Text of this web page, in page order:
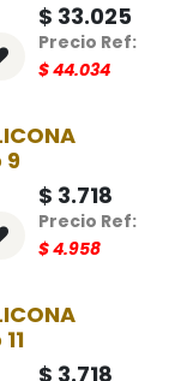
$ 33.025
$44.034
9
$ 3.718
$4.958
$ 3.718